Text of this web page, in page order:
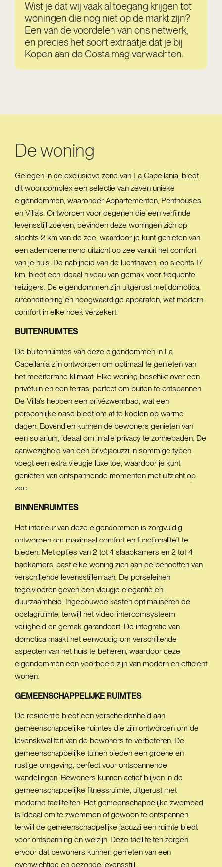
Wist je dat wij vaak al toegang krijgen tot
woningen die nog niet op de markt zijn?
Een van de voordelen van ons netwerk,
en precies het soort extraatje dat je bij
Kopen aan de Costa mag verwachten.
De woning
Gelegen in de exclusieve zone van La Capellania, biedt
dit wooncomplex een selectie van zeven unieke
eigendommen, waaronder Appartementen, Penthouses
en Villa’s. Ontworpen voor degenen die een verfijnde
levensstijl zoeken, bevinden deze woningen zich op
slechts 2 km van de zee, waardoor je kunt genieten van
een adembenemend uitzicht op zee vanuit het comfort
van je huis. De nabijheid van de luchthaven, op slechts 17
km, biedt een ideaal niveau van gemak voor frequente
reizigers. De eigendommen zijn uitgerust met domotica,
airconditioning en hoogwaardige apparaten, wat modern
comfort in elke hoek verzekert.
BUITENRUIMTES
De buitenruimtes van deze eigendommen in La
Capellania zijn ontworpen om optimaal te genieten van
het mediterrane klimaat. Elke woning beschikt over een
privétuin en een terras, perfect om buiten te ontspannen.
De Villa’s hebben een privézwembad, wat een
persoonlijke oase biedt om af te koelen op warme
dagen. Bovendien kunnen de bewoners genieten van
een solarium, ideaal om in alle privacy te zonnebaden. De
aanwezigheid van een privéjacuzzi in sommige typen
voegt een extra vleugje luxe toe, waardoor je kunt
genieten van ontspannende momenten met uitzicht op
zee.
BINNENRUIMTES
Het interieur van deze eigendommen is zorgvuldig
ontworpen om maximaal comfort en functionaliteit te
bieden. Met opties van 2 tot 4 slaapkamers en 2 tot 4
badkamers, past elke woning zich aan de behoeften van
verschillende levensstijlen aan. De porseleinen
tegelvloeren geven een vleugje elegantie en
duurzaamheid. Ingebouwde kasten optimaliseren de
opslagruimte, terwijl het video-intercomsysteem
veiligheid en gemak garandeert. De integratie van
domotica maakt het eenvoudig om verschillende
aspecten van het huis te beheren, waardoor deze
eigendommen een voorbeeld zijn van modern en efficiënt
wonen.
GEMEENSCHAPPELIJKE RUIMTES
De residentie biedt een verscheidenheid aan
gemeenschappelijke ruimtes die zijn ontworpen om de
levenskwaliteit van de bewoners te verbeteren. De
gemeenschappelijke tuinen bieden een groene en
rustige omgeving, perfect voor ontspannende
wandelingen. Bewoners kunnen actief blijven in de
gemeenschappelijke fitnessruimte, uitgerust met
moderne faciliteiten. Het gemeenschappelijke zwembad
is ideaal om te zwemmen of gewoon te ontspannen,
terwijl de gemeenschappelijke jacuzzi een ruimte biedt
voor ontspanning en welzijn. Deze faciliteiten zorgen
ervoor dat bewoners kunnen genieten van een
evenwichtige en gezonde levensstijl.